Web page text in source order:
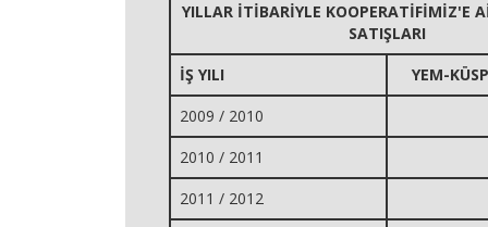
YILLAR İTİBARİYLE KOOPERATİFİMİZ'E
SATIŞLARI
İŞ YILI
YEM-
2009 / 2010
2010 / 2011
2011 / 2012